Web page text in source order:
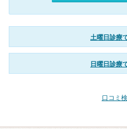
土曜日診療
日曜日診療
口コミ